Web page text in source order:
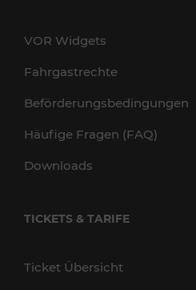
VOR Widgets
Fahrgastrechte
Beförderungsbedingungen
Häufige Fragen (FAQ)
Downloads
TICKETS & TARIFE
Ticket Übersicht